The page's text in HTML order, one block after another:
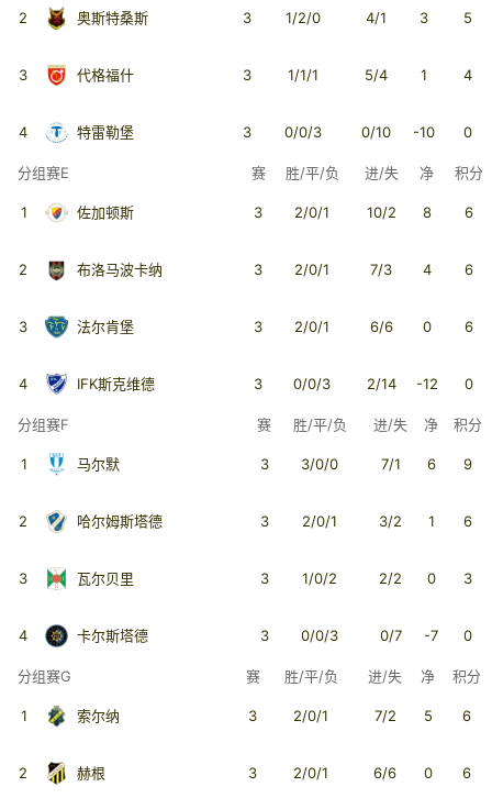
2 奥斯特桑斯 3 1/2/0 4/1 3 5
3 代格福什 3 1/1/1 5/4 1 4
4 特雷勒堡 3 0/0/3 0/10 -10 0
分组赛E 赛 胜/平/负 进/失 净 积分
1 佐加顿斯 3 2/0/1 10/2 8 6
2 布洛马波卡纳 3 2/0/1 7/3 4 6
3 法尔肯堡 3 2/0/1 6/6 0 6
4 IFK斯克维德 3 0/0/3 2/14 -12 0
分组赛F 赛 胜/平/负 进/失 净 积分
1 马尔默 3 3/0/0 7/1 6 9
2 哈尔姆斯塔德 3 2/0/1 3/2 1 6
3 瓦尔贝里 3 1/0/2 2/2 0 3
4 卡尔斯塔德 3 0/0/3 0/7 -7 0
分组赛G 赛 胜/平/负 进/失 净 积分
1 索尔纳 3 2/0/1 7/2 5 6
2 赫根 3 2/0/1 6/6 0 6